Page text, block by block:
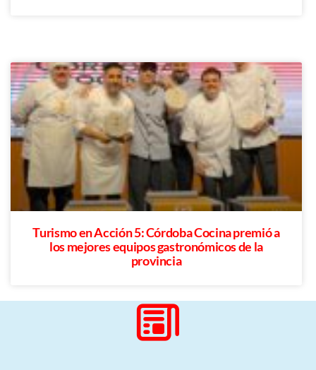
Turismo en Acción 5: Córdoba Cocina premió a
los mejores equipos gastronómicos de la
provincia